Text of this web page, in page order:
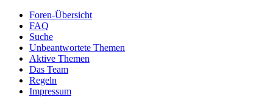
Foren-Übersicht
FAQ
Suche
Unbeantwortete Themen
Aktive Themen
Das Team
Regeln
Impressum